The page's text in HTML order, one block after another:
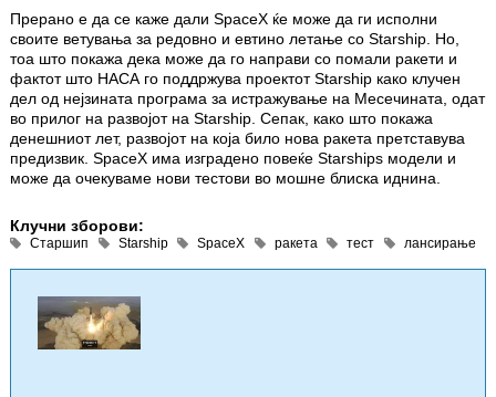
Прерано е да се каже дали SpaceX ќе може да ги исполни
своите ветувања за редовно и евтино летање со Starship. Но,
тоа што покажа дека може да го направи со помали ракети и
фактот што НАСА го поддржува проектот Starship како клучен
дел од нејзината програма за истражување на Месечината, одат
во прилог на развојот на Starship. Сепак, како што покажа
денешниот лет, развојот на која било нова ракета претставува
предизвик. SpaceX има изградено повеќе Starships модели и
може да очекуваме нови тестови во мошне блиска иднина.
Клучни зборови:
Старшип Starship SpaceX ракета тест лансирање